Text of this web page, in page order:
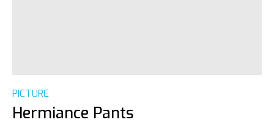
PICTURE
Hermiance Pants